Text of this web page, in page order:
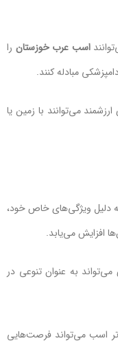
اسب عرب خوزستان را
مبادله کنند.
می‌توانند با زمین یا
دلیل ویژگی‌های خاص خود،
افزایش می‌یابد.
به عنوان تنوعی در
اسب می‌تواند فرصت‌هایی